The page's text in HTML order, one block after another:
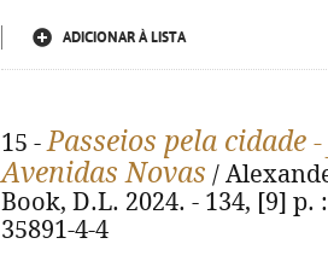
ADICIONAR À LISTA
15 -Passeios pela cidade
Avenidas Novas /
Book, D.L. 2024. - 134, [9] p.
35891-4-4